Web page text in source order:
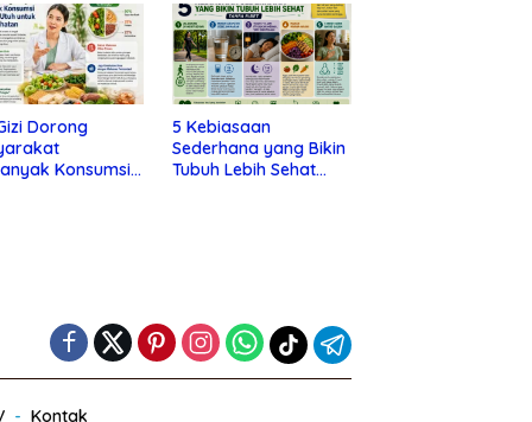
Depresi
Dorong
Konsumsi
5 Kebiasaan
Sederhana yang Bikin
Tubuh Lebih Sehat
Kontak